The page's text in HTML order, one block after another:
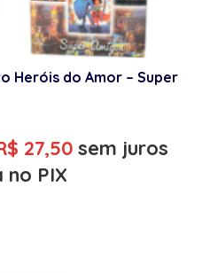
Heróis do Amor – Super
27,50 sem juros
no PIX